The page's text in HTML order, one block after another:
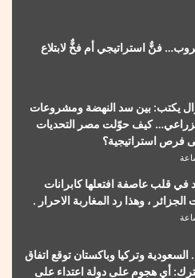
فنٌّ استراتيجي أم فخٌّ لابتلاع
يكتب: بين سد النهضة ومشروعات
كيف حوّلت مصر التحديات
فرص استراتيجية؟
في قلب عاصفة افتعلها كابرانات
، وهذا رد المغاربة الاحرار .
وتركيا وباكستان توقع اتفاق
أي هجوم على دولة اعتداء على